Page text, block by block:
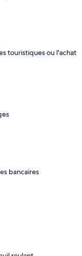
touristiques ou l'achat
bancaires